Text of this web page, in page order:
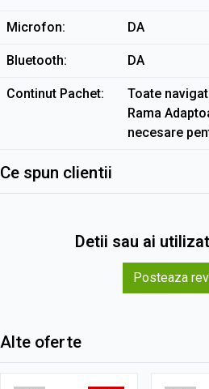
Microfon DA
Bluetooth DA
Continut Pachet
Toate
Rama
necesare
Ce spun clientii
Detii sau ai
Posteaza
Alte oferte